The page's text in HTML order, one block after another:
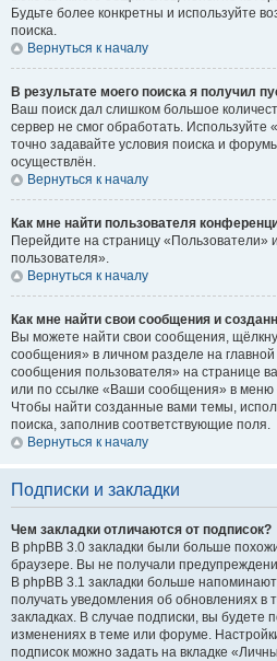
Будьте более конкретны и используйте
поиска.
Вернуться к началу
В результате моего поиска я получил
Ваш поиск дал слишком большое
сервер не смог обработать.
точно задавайте условия поиска и
осуществлён.
Вернуться к началу
Как мне найти пользователя
Перейдите на страницу «Пользователи»
пользователя».
Вернуться к началу
Как мне найти свои сообщения и
Вы можете найти свои сообщения,
сообщения» в личном разделе на
сообщения пользователя» на странице
или по ссылке «Ваши сообщения» в меню
Чтобы найти созданные вами темы,
поиска, заполнив соответствующие поля.
Вернуться к началу
Подписки и закладки
Чем закладки отличаются от подписок?
В phpBB 3.0 закладки были больше
браузере. Вы не получали
В phpBB 3.1 закладки больше
получать уведомления об обновлениях в
закладках. В случае подписки, вы будете
изменениях в теме или форуме.
подписок можно задать на вкладке